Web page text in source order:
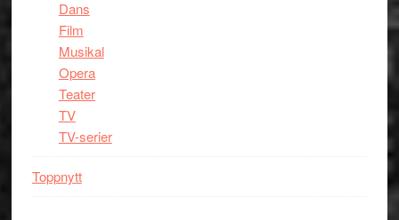
Dans
Film
Musikal
Opera
Teater
TV
TV-serier
Toppnytt